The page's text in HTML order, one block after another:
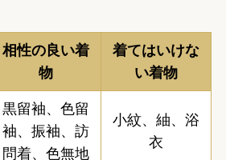
相性の良い着
物
着てはいけな
い着物
黒留袖、色留
袖、振袖、訪
問着、色無地
小紋、紬、浴
衣